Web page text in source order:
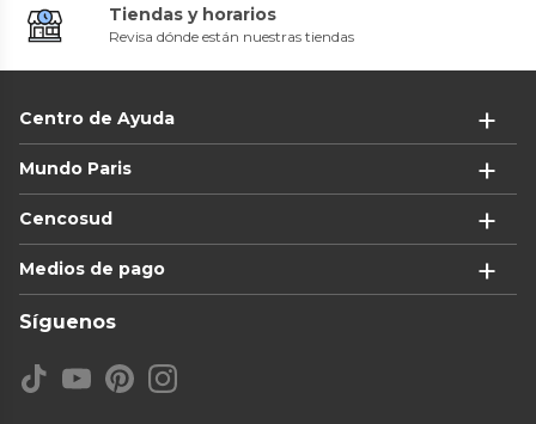
Tiendas y horarios
Revisa dónde están nuestras tiendas
Centro de Ayuda
Mundo Paris
Cencosud
Medios de pago
Síguenos